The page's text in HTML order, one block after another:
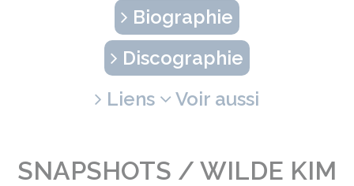
Biographie
Discographie
Liens
Voir aussi
SNAPSHOTS / WILDE KIM